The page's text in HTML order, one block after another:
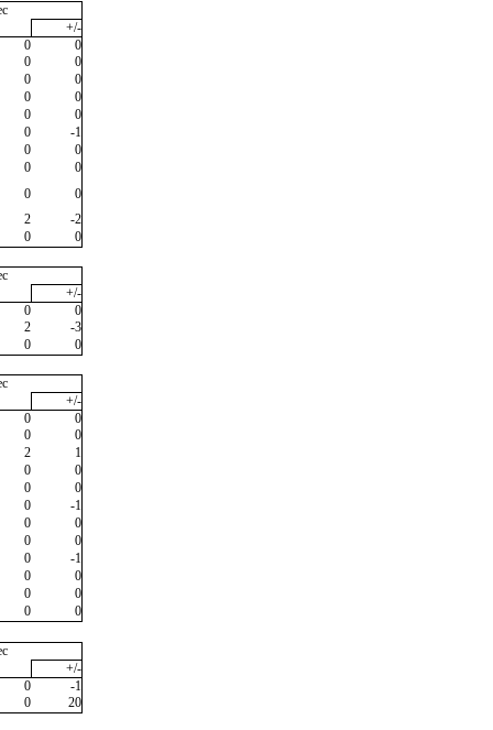
+/-
0
0
0
0
0
0
0
0
0
0
0
-1
0
0
0
0
0
0
2
-2
0
0
+/-
0
0
2
-3
0
0
+/-
0
0
0
0
2
1
0
0
0
0
0
-1
0
0
0
0
0
-1
0
0
0
0
0
0
+/-
0
-1
0
20